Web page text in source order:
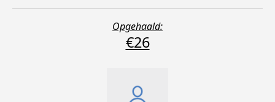
Opgehaald:
€26